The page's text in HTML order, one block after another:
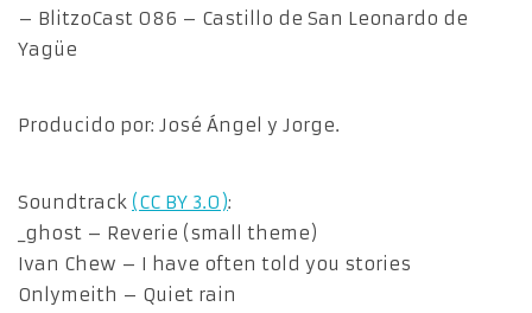
– BlitzoCast 086 – Castillo de San Leonardo de
Yagüe
Producido por: José Ángel y Jorge.
Soundtrack (CC BY 3.0):
_ghost – Reverie (small theme)
Ivan Chew – I have often told you stories
Onlymeith – Quiet rain